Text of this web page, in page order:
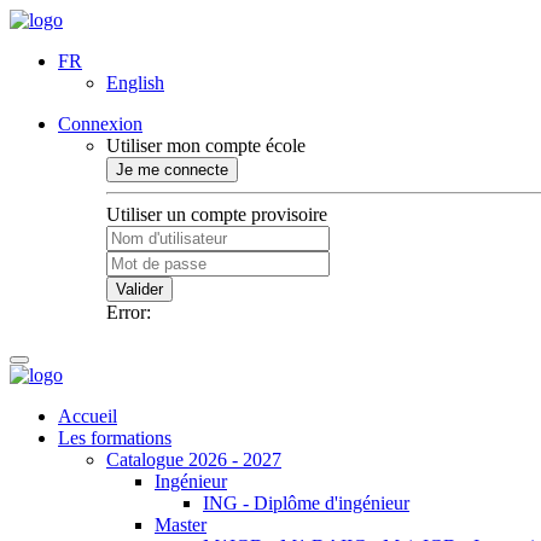
FR
English
Connexion
Utiliser mon compte école
Je me connecte
Utiliser un compte provisoire
Valider
Error:
Accueil
Les formations
Catalogue 2026 - 2027
Ingénieur
ING - Diplôme d'ingénieur
Master